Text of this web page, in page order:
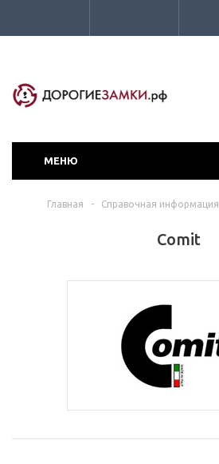
МЕНЮ
Главная - Справочная информация
Comit